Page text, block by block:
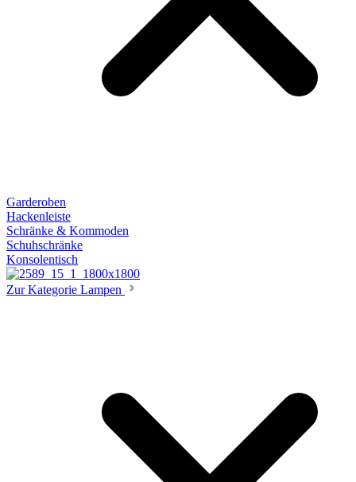
Garderoben
Hackenleiste
Schränke & Kommoden
Schuhschränke
Konsolentisch
Zur Kategorie Lampen